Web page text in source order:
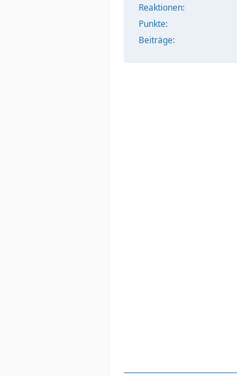
Reaktionen
Punkte
Beiträge